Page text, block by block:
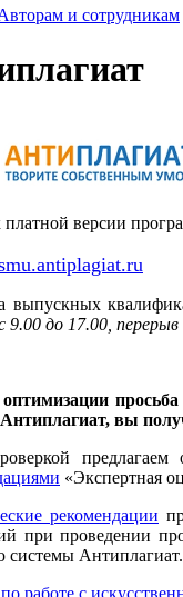
и сотрудникам
платной версии
выпускных
до 17.00, перерыв
вы
«Экспертная
рекомендации
при проведении
работе с